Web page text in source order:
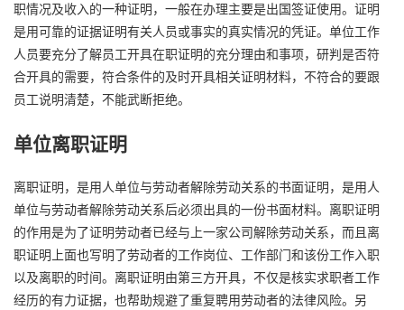
职情况及收入的一种证明，一般在办理主要是出国签证使用。证明
是用可靠的证据证明有关人员或事实的真实情况的凭证。单位工作
人员要充分了解员工开具在职证明的充分理由和事项，研判是否符
合开具的需要，符合条件的及时开具相关证明材料，不符合的要跟
员工说明清楚，不能武断拒绝。
单位离职证明
离职证明，是用人单位与劳动者解除劳动关系的书面证明，是用人
单位与劳动者解除劳动关系后必须出具的一份书面材料。离职证明
的作用是为了证明劳动者已经与上一家公司解除劳动关系，而且离
职证明上面也写明了劳动者的工作岗位、工作部门和该份工作入职
以及离职的时间。离职证明由第三方开具，不仅是核实求职者工作
经历的有力证据，也帮助规避了重复聘用劳动者的法律风险。另